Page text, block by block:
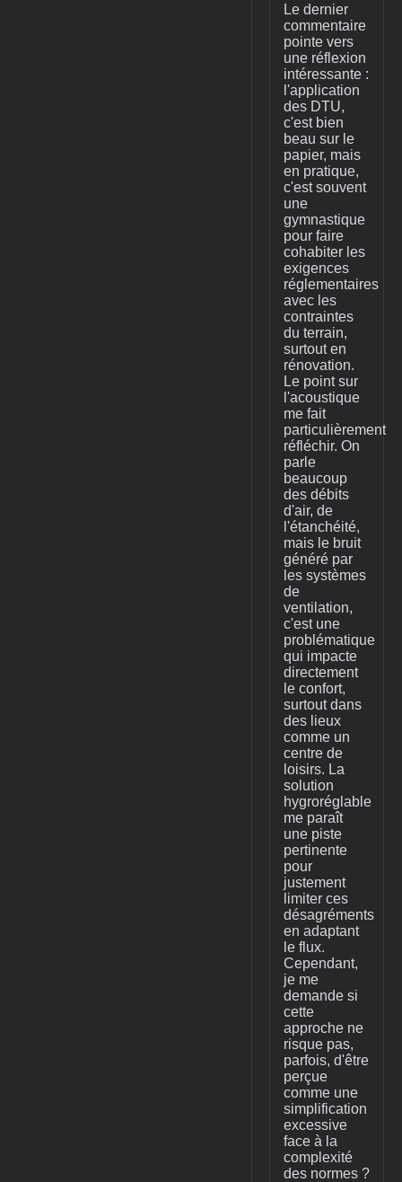
Le dernier
commentaire
pointe vers
une réflexion
intéressante :
l'application
des DTU,
c'est bien
beau sur le
papier, mais
en pratique,
c'est souvent
une
gymnastique
pour faire
cohabiter les
exigences
réglementaires
avec les
contraintes
du terrain,
surtout en
rénovation.
Le point sur
l'acoustique
me fait
particulièrement
réfléchir. On
parle
beaucoup
des débits
d'air, de
l'étanchéité,
mais le bruit
généré par
les systèmes
de
ventilation,
c'est une
problématique
qui impacte
directement
le confort,
surtout dans
des lieux
comme un
centre de
loisirs. La
solution
hygroréglable
me paraît
une piste
pertinente
pour
justement
limiter ces
désagréments
en adaptant
le flux.
Cependant,
je me
demande si
cette
approche ne
risque pas,
parfois, d'être
perçue
comme une
simplification
excessive
face à la
complexité
des normes ?